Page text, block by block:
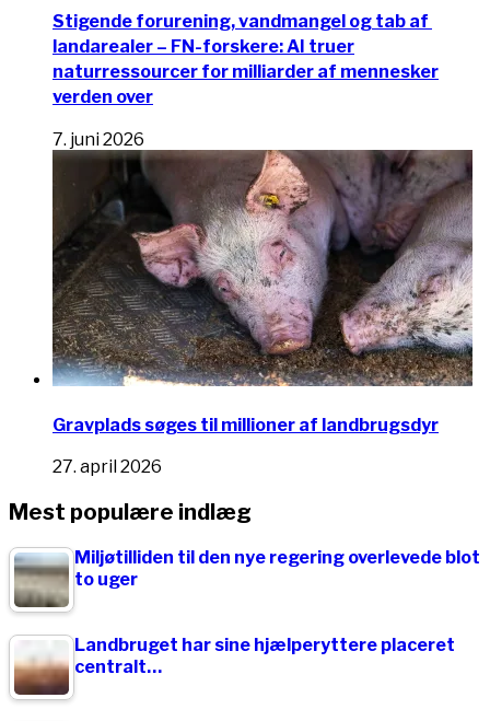
Stigende forurening, vandmangel og tab af ​​
landarealer – FN-forskere: AI truer
naturressourcer for milliarder af mennesker
verden over
7. juni 2026
Gravplads søges til millioner af landbrugsdyr
27. april 2026
Mest populære indlæg
Miljøtilliden til den nye regering overlevede blot
to uger
Landbruget har sine hjælperyttere placeret
centralt…